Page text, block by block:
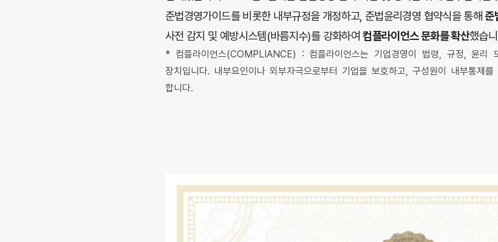
준법경영가이드를 비롯한 내부규정을 개정하고, 준법윤리경영 협약식을 통해준
사전 감지 및 예방시스템(바름지수)를 강화하여컴플라이언스 문화를 확산했습
* 컴플라이언스(COMPLIANCE) : 컴플라이언스는 기업경영이 법령, 규정, 윤리
장치입니다. 내부요인이나 외부자극으로부터 기업을 보호하고, 구성원이 내부통제
합니다.